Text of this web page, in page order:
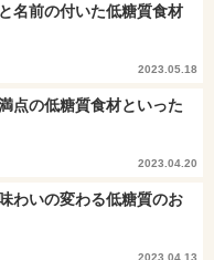
名前の付いた低糖質食材
2023.05.18
点の低糖質食材といった
2023.04.20
わいの変わる低糖質のお
2023.04.13